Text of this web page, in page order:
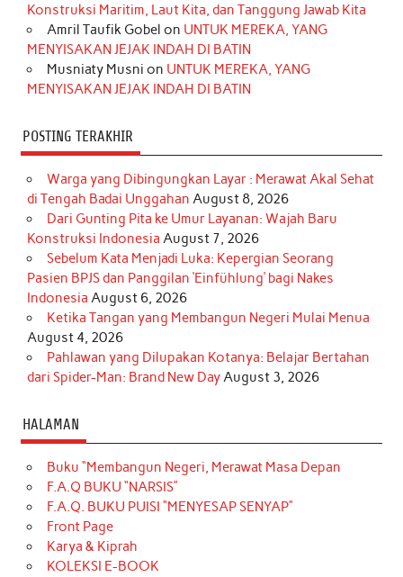
k
a
m
s
t
n
Konstruksi Maritim, Laut Kita, dan Tanggung Jawab Kita
Amril Taufik Gobel on UNTUK MEREKA, YANG
MENYISAKAN JEJAK INDAH DI BATIN
Musniaty Musni on UNTUK MEREKA, YANG
MENYISAKAN JEJAK INDAH DI BATIN
POSTING TERAKHIR
Warga yang Dibingungkan Layar : Merawat Akal Sehat
di Tengah Badai Unggahan August 8, 2026
Dari Gunting Pita ke Umur Layanan: Wajah Baru
Konstruksi Indonesia August 7, 2026
Sebelum Kata Menjadi Luka: Kepergian Seorang
Pasien BPJS dan Panggilan ‘Einfühlung’ bagi Nakes
Indonesia August 6, 2026
Ketika Tangan yang Membangun Negeri Mulai Menua
August 4, 2026
Pahlawan yang Dilupakan Kotanya: Belajar Bertahan
dari Spider-Man: Brand New DayAugust 3, 2026
HALAMAN
Buku “Membangun Negeri, Merawat Masa Depan
F.A.Q BUKU “NARSIS”
F.A.Q. BUKU PUISI “MENYESAP SENYAP”
Front Page
Karya & Kiprah
KOLEKSI E-BOOK